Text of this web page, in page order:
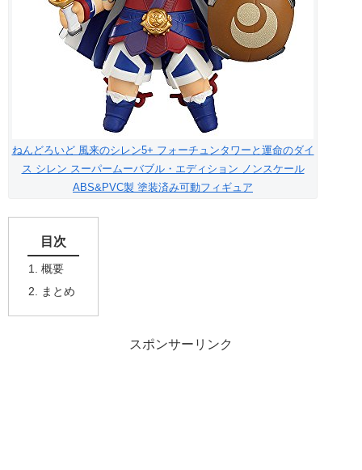
ねんどろいど 風来のシレン5+ フォーチュンタワーと運命のダイ
ス シレン スーパームーバブル・エディション ノンスケール
ABS&PVC製 塗装済み可動フィギュア
目次
概要
まとめ
スポンサーリンク